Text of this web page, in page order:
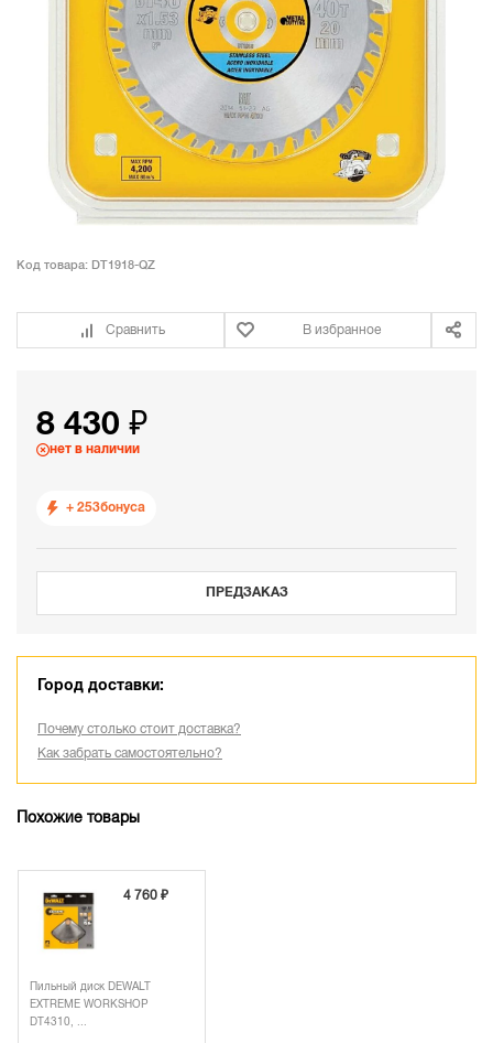
Код товара: DT1918-QZ
Сравнить В избранное
8 430 ₽
нет в наличии
+ 253бонуса
ПРЕДЗАКАЗ
Город доставки:
Почему столько стоит доставка?
Как забрать самостоятельно?
Похожие товары
4 760 ₽
Пильный диск DEWALT
EXTREME WORKSHOP
DT4310, ...